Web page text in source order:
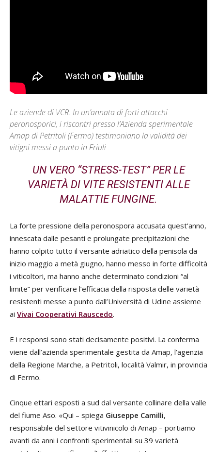
Le aziende di VCR. In un’annata di forti attacchi
peronosporici, i riscontri presso l’Azienda sperimentale
Amap di Petritoli (Fermo) testimoniano la validità dei
vitigni messi a punto in Friuli
UN VERO “STRESS-TEST” PER LE
VARIETÀ DI VITE RESISTENTI ALLE
MALATTIE FUNGINE.
La forte pressione della peronospora accusata quest’anno,
innescata dalle pesanti e prolungate precipitazioni che
hanno colpito tutto il versante adriatico della penisola da
inizio maggio a metà giugno, hanno messo in forte difficoltà
i viticoltori, ma hanno anche determinato condizioni “al
limite” per verificare l’efficacia della risposta delle varietà
resistenti messe a punto dall’Università di Udine assieme
ai Vivai Cooperativi Rauscedo.
E i responsi sono stati decisamente positivi. La conferma
viene dall’azienda sperimentale gestita da Amap, l’agenzia
della Regione Marche, a Petritoli, località Valmir, in provincia
di Fermo.
Cinque ettari esposti a sud dal versante collinare della valle
del fiume Aso. «Qui – spiega Giuseppe Camilli,
responsabile del settore vitivinicolo di Amap – portiamo
avanti da anni i confronti sperimentali su 39 varietà